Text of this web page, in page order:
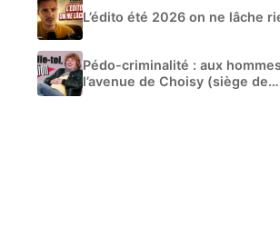
L’édito été 2026 on ne lâche
Pédo-criminalité : aux
l’avenue de Choisy (siège de